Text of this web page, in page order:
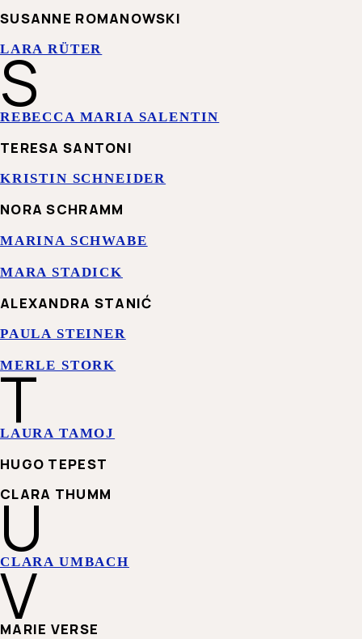
SUSANNE ROMANOWSKI
LARA RÜTER
S
REBECCA MARIA SALENTIN
TERESA SANTONI
KRISTIN SCHNEIDER
NORA SCHRAMM
MARINA SCHWABE
MARA STADICK
ALEXANDRA STANIĆ
PAULA STEINER
MERLE STORK
T
LAURA TAMOJ
HUGO TEPEST
CLARA THUMM
U
CLARA UMBACH
V
MARIE VERSE